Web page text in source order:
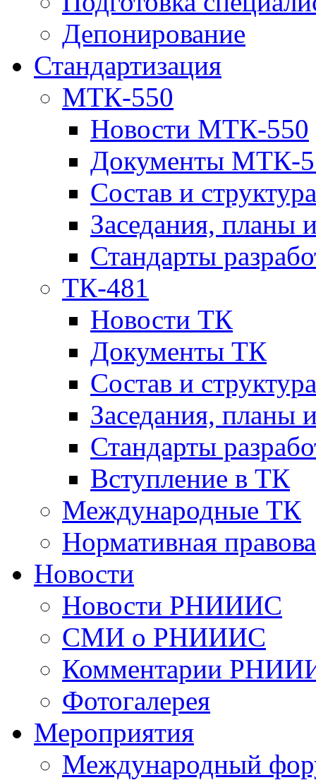
Депонирование
Стандартизация
МТК-550
Новости МТК-550
Документы МТК-
Состав и структура
Заседания, планы
Стандарты
ТК-481
Новости ТК
Документы ТК
Cостав и
Заседания, планы
Стандарты
Вступление в ТК
Международные ТК
Нормативная
Новости
Новости РНИИИС
СМИ о РНИИИС
Комментарии
Фотогалерея
Мероприятия
Международный